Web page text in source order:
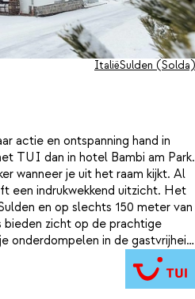
ItaliëSulden (Solda)
actie en ontspanning hand in
TUI dan in hotel Bambi am Park.
wanneer je uit het raam kijkt. Al
een indrukwekkend uitzicht. Het
en op slechts 150 meter van
zicht op de prachtige
onderdompelen in de gastvrijheid
en geniet na een dag op de
hotel. En wist je dat de jam
hotel Bambi am Park zo veel